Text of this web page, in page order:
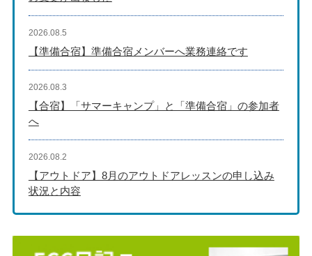
【準備合宿】準備合宿メンバーへ業務連絡です
2026.08.5
【合宿】「サマーキャンプ」と「準備合宿」の参加者
へ
2026.08.3
【アウトドア】8月のアウトドアレッスンの申し込み
状況と内容
2026.08.2